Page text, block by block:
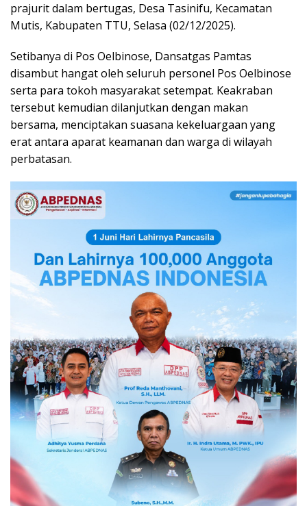
prajurit dalam bertugas, Desa Tasinifu, Kecamatan
Mutis, Kabupaten TTU, Selasa (02/12/2025).
Setibanya di Pos Oelbinose, Dansatgas Pamtas
disambut hangat oleh seluruh personel Pos Oelbinose
serta para tokoh masyarakat setempat. Keakraban
tersebut kemudian dilanjutkan dengan makan
bersama, menciptakan suasana kekeluargaan yang
erat antara aparat keamanan dan warga di wilayah
perbatasan.